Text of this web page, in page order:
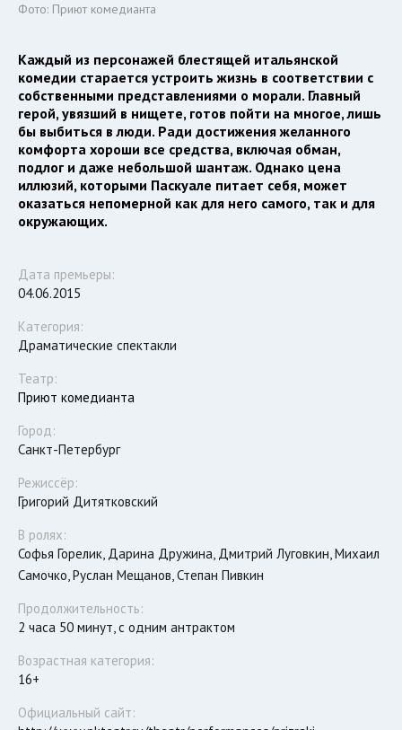
Фото: Приют комедианта
Каждый из персонажей блестящей итальянской
комедии старается устроить жизнь в соответствии с
собственными представлениями о морали. Главный
герой, увязший в нищете, готов пойти на многое, лишь
бы выбиться в люди. Ради достижения желанного
комфорта хороши все средства, включая обман,
подлог и даже небольшой шантаж. Однако цена
иллюзий, которыми Паскуале питает себя, может
оказаться непомерной как для него самого, так и для
окружающих.
Дата премьеры:
04.06.2015
Категория:
Драматические спектакли
Театр:
Приют комедианта
Город:
Санкт-Петербург
Режиссёр:
Григорий Дитятковский
В ролях:
Софья Горелик, Дарина Дружина, Дмитрий Луговкин, Михаил
Самочко, Руслан Мещанов, Степан Пивкин
Продолжительность:
2 часа 50 минут, с одним антрактом
Возрастная категория:
16+
Официальный сайт: